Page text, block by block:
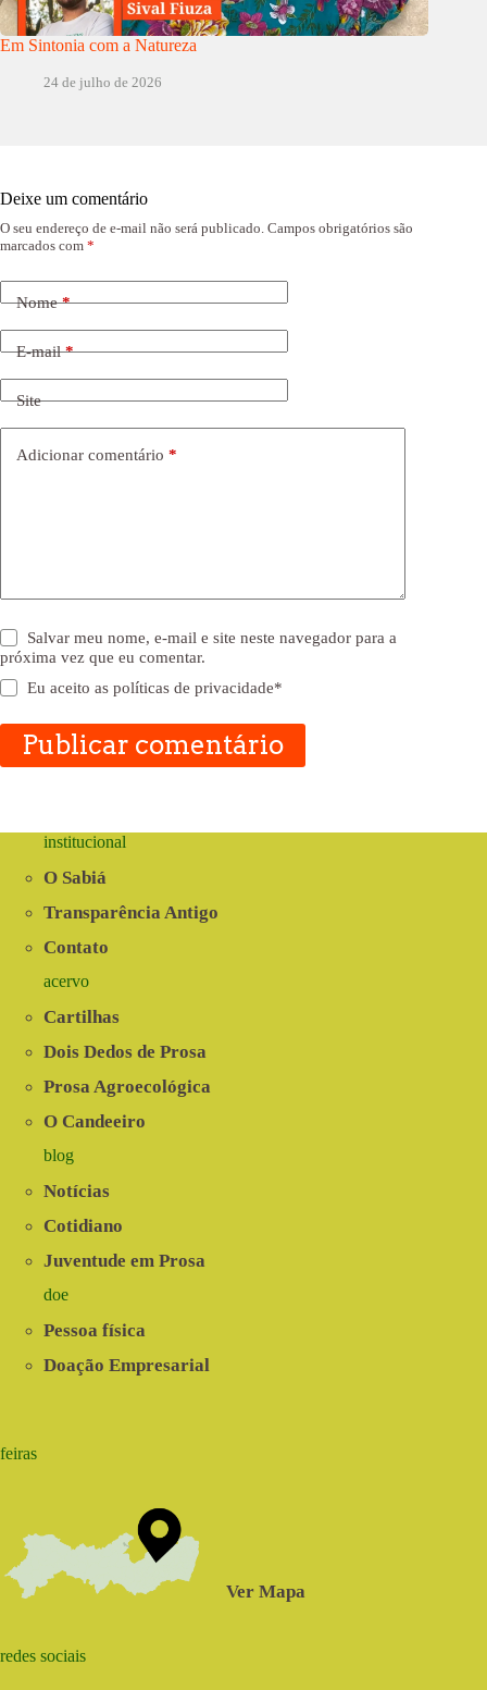
Em Sintonia com a Natureza
24 de julho de 2026
Deixe um comentário
O seu endereço de e-mail não será publicado. Campos obrigatórios são
marcados com *
Nome*
E-mail*
Site
Adicionar comentário *
Salvar meu nome, e-mail e site neste navegador para a
próxima vez que eu comentar.
Eu aceito aspolíticas de privacidade*
Publicar comentário
institucional
O Sabiá
Transparência Antigo
Contato
acervo
Cartilhas
Dois Dedos de Prosa
Prosa Agroecológica
O Candeeiro
blog
Notícias
Cotidiano
Juventude em Prosa
doe
Pessoa física
Doação Empresarial
feiras
Ver Mapa
redes sociais